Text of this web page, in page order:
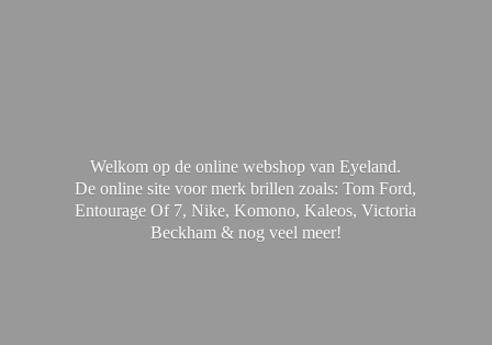
Welkom op de online webshop van Eyeland.
De online site voor merk brillen zoals: Tom Ford,
Entourage Of 7, Nike, Komono, Kaleos, Victoria
Beckham & nog veel meer!